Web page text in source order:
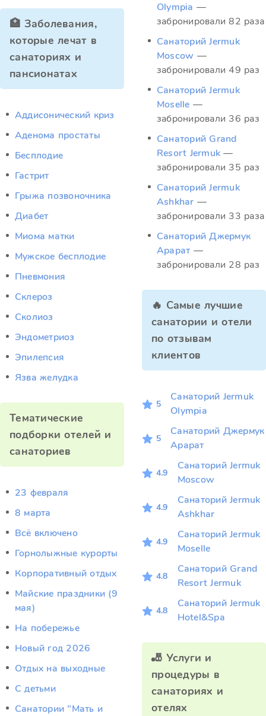
🏥 Заболевания,
которые лечат в
санаториях и
пансионатах
Аддисонический криз
Аденома простаты
Бесплодие
Гастрит
Грыжа позвоночника
Диабет
Миома матки
Мужское бесплодие
Пневмония
Склероз
Сколиоз
Эндометриоз
Эпилепсия
Язва желудка
Тематические
подборки отелей и
санаториев
23 февраля
8 марта
Всё включено
Горнолыжные курорты
Корпоративный отдых
Майские праздники (9
мая)
На побережье
Новый год 2026
Отдых на выходные
С детьми
Санатории "Мать и
Olympia —
забронировали 82 раза
Санаторий Jermuk
Moscow —
забронировали 49 раз
Санаторий Jermuk
Moselle —
забронировали 36 раз
Санаторий Grand
Resort Jermuk —
забронировали 35 раз
Санаторий Jermuk
Ashkhar —
забронировали 33 раза
Санаторий Джермук
Арарат —
забронировали 28 раз
🔥 Самые лучшие
санатории и отели
по отзывам
клиентов
5
Санаторий Jermuk
Olympia
5
Санаторий Джермук
Арарат
4.9
Санаторий Jermuk
Moscow
4.9
Санаторий Jermuk
Ashkhar
4.9
Санаторий Jermuk
Moselle
4.8
Санаторий Grand
Resort Jermuk
4.8
Санаторий Jermuk
Hotel&Spa
🎳 Услуги и
процедуры в
санаториях и
отелях